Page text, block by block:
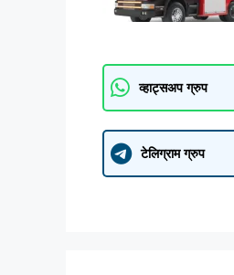
व्हाट्सअप ग्रुप
टेलिग्राम ग्रुप